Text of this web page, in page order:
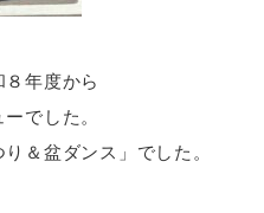
年度から
でした。
＆盆ダンス」でした。